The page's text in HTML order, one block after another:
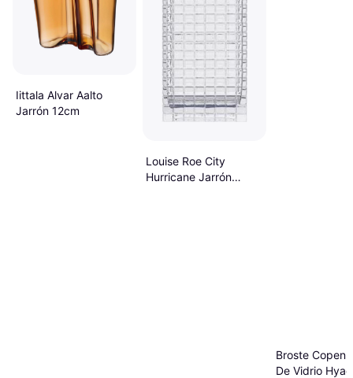
Iittala Alvar Aalto
Jarrón 12cm
Louise Roe City
Hurricane Jarrón
Broste
De Vidrio